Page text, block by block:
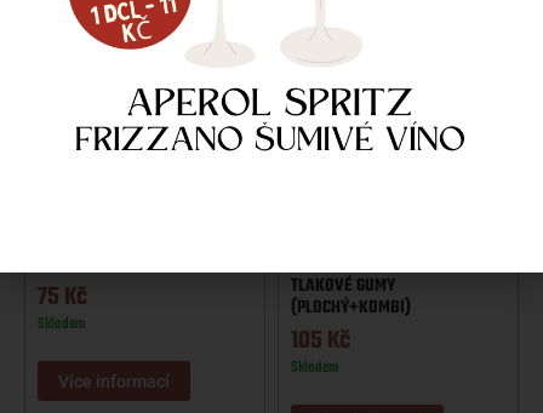
75Kč
Skladem
Více informací
TLAKOVÉ GUMY
(PLOCHÝ+KOMBI)
105Kč
Skladem